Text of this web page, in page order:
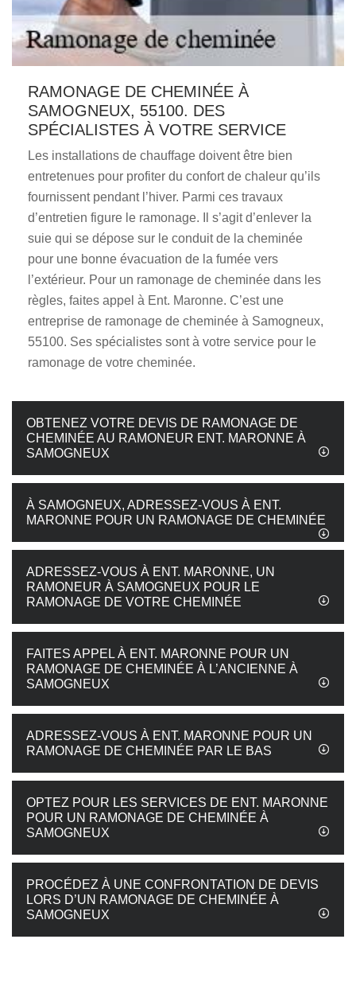
RAMONAGE DE CHEMINÉE À
SAMOGNEUX, 55100. DES
SPÉCIALISTES À VOTRE SERVICE
Les installations de chauffage doivent être bien
entretenues pour profiter du confort de chaleur qu’ils
fournissent pendant l’hiver. Parmi ces travaux
d’entretien figure le ramonage. Il s’agit d’enlever la
suie qui se dépose sur le conduit de la cheminée
pour une bonne évacuation de la fumée vers
l’extérieur. Pour un ramonage de cheminée dans les
règles, faites appel à Ent. Maronne. C’est une
entreprise de ramonage de cheminée à Samogneux,
55100. Ses spécialistes sont à votre service pour le
ramonage de votre cheminée.
OBTENEZ VOTRE DEVIS DE RAMONAGE DE
CHEMINÉE AU RAMONEUR ENT. MARONNE À
SAMOGNEUX
À SAMOGNEUX, ADRESSEZ-VOUS À ENT.
MARONNE POUR UN RAMONAGE DE CHEMINÉE
ADRESSEZ-VOUS À ENT. MARONNE, UN
RAMONEUR À SAMOGNEUX POUR LE
RAMONAGE DE VOTRE CHEMINÉE
FAITES APPEL À ENT. MARONNE POUR UN
RAMONAGE DE CHEMINÉE À L’ANCIENNE À
SAMOGNEUX
ADRESSEZ-VOUS À ENT. MARONNE POUR UN
RAMONAGE DE CHEMINÉE PAR LE BAS
OPTEZ POUR LES SERVICES DE ENT. MARONNE
POUR UN RAMONAGE DE CHEMINÉE À
SAMOGNEUX
PROCÉDEZ À UNE CONFRONTATION DE DEVIS
LORS D’UN RAMONAGE DE CHEMINÉE À
SAMOGNEUX